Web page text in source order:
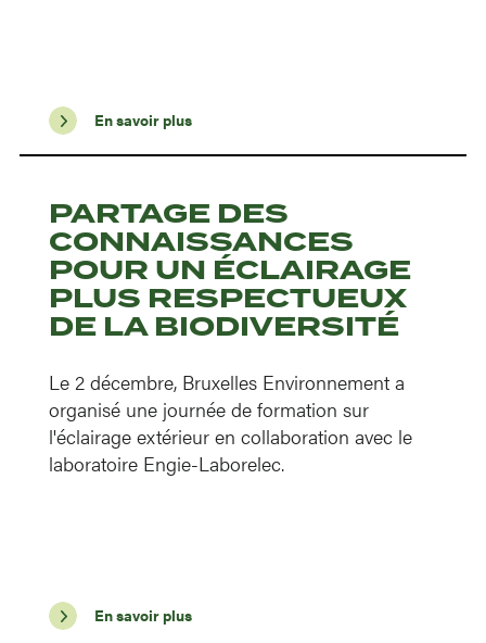
En savoir plus
PARTAGE DES
CONNAISSANCES
POUR UN ÉCLAIRAGE
PLUS RESPECTUEUX
DE LA BIODIVERSITÉ
Le 2 décembre, Bruxelles Environnement a
organisé une journée de formation sur
l'éclairage extérieur en collaboration avec le
laboratoire Engie-Laborelec.
En savoir plus